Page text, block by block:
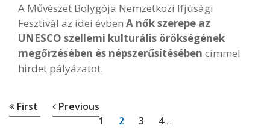
A Művészet Bolygója Nemzetközi Ifjúsági
Fesztivál az idei évben A nők szerepe az
UNESCO szellemi kulturális örökségének
megőrzésében és népszerűsítésében címmel
hirdet pályázatot.
First
Previous
1
2 3 4...